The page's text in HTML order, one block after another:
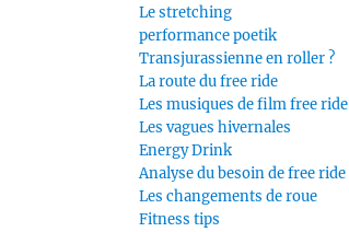
Le stretching
performance poetik
Transjurassienne en roller ?
La route du free ride
Les musiques de film free ride
Les vagues hivernales
Energy Drink
Analyse du besoin de free ride
Les changements de roue
Fitness tips